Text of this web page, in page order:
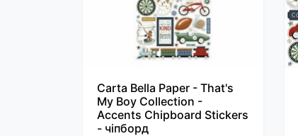
Carta Bella Paper - That's
My Boy Collection -
Accents Chipboard Stickers
- чіпборд